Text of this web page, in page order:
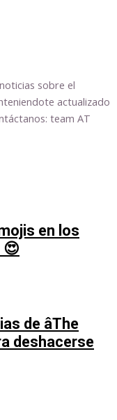
sobre el
actualizado
team AT
en los
😍
de âThe
deshacerse